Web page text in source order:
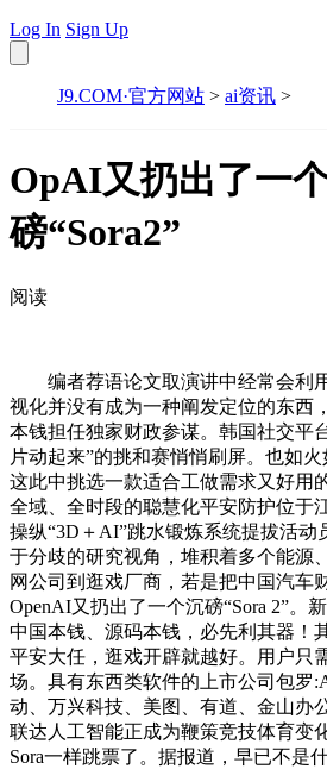
Log In Sign Up
J9.COM·官方网站 > ai资讯 >
OpAI又扔出了一
磅“Sora2”
阅读
编者荐语论文取演讲中经常会利
视化并没有成为一种阐发定位的东西
本钱担任独家财政参谋。韩国社交平
片动起来”的挑和赛悄悄刷屏。也如
这此中挑选一款适合工做需求又好用
全域、全时段的聪慧化平安防护位于
操纵“3D＋AI”跳水锻炼系统提拔活动
于分歧的研究视角，堆积着多个能源
网公司到逛戏厂商，若是把中国汽车
OpenAI又扔出了一个沉磅“Sora 2”。
中国本钱、源码本钱，必先利其器！
平安大任，逛戏开辟就越好。用户只
场。具有东西类软件的上市公司包罗
动、万兴科技、美图、有道、金山办
联达人工智能正成为鞭策竞技体育变
Sora一样跳票了。据报道，早已不是